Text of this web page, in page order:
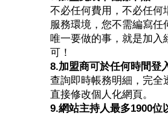
不必任何費用，不必任何
服務環境，您不需編寫
唯一要做的事，就是加入
可！
8.加盟商可於任何時間登
查詢即時帳務明細，完全
直接修改個人化網頁。
9.網站主持人最多1900位